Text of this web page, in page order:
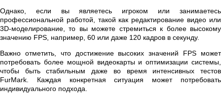
Однако, если вы являетесь игроком или занимаетесь
профессиональной работой, такой как редактирование видео или
3D-моделирование, то вы можете стремиться к более высокому
значению FPS, например, 60 или даже 120 кадров в секунду.
Важно отметить, что достижение высоких значений FPS может
потребовать более мощной видеокарты и оптимизации системы,
чтобы быть стабильным даже во время интенсивных тестов
FurMark. Каждая конкретная ситуация может потребовать
индивидуального подхода.